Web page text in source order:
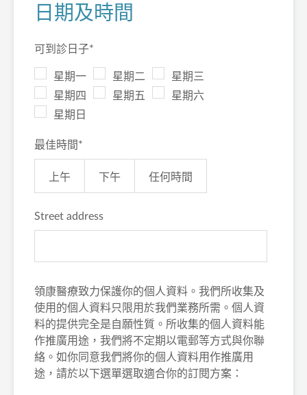
日期及時間
可到診日子*
星期一 星期二
星期三
星期四
星期五
星期六
星期日
最佳時間*
上午 下午 任何時間
Street address
領康醫療致力保護你的個人資料。我們所收集及
使用的個人資料只限用於我們業務所需。個人資
料的提供完全是自願性質。所收集的個人資料能
作推廣用途，我們將不定期以電郵等方式與你聯
絡。如你同意我們將你的個人資料用作推廣用
途，請於以下選單選取適合你的訂閱方案：